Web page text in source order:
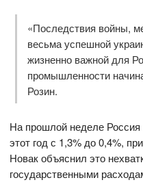
«Последствия войны,
весьма успешной
жизненно важной для
промышленности
Розин.
На прошлой неделе Россия
этот год с 1,3% до 0,4%,
Новак объяснил это
государственными